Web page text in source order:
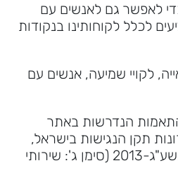
כדי לאפשר גם לאנשים עם
לכלל לקוחותינו בנקודות
לקויי שמיעה, אנשים עם
הנדרשות באתר
תקן הנגישות בישראל,
תקנות שוויון זכויות לאנשים עם מוגבלות (התאמות נגישות לשירות), תשע"ג-2013 (סימן ג': שירותי